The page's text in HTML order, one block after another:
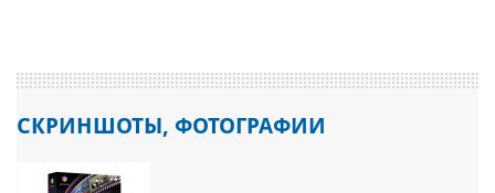
СКРИНШОТЫ, ФОТОГРАФИИ